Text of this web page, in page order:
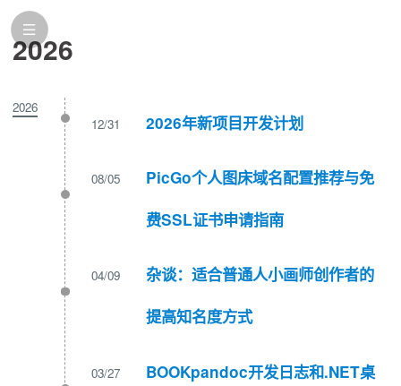
2026
2026
12/31
2026年新项目开发计划
08/05
PicGo个人图床域名配置推荐与免
费SSL证书申请指南
04/09
杂谈：适合普通人小画师创作者的
提高知名度方式
03/27
BOOKpandoc开发日志和.NET桌